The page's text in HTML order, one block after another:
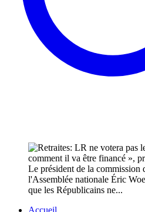
Le président de la commission
l'Assemblée nationale Éric
que les Républicains ne...